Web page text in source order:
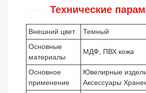
Технические
Внешний цвет
Темный
Основные
материалы
МДФ, ПВХ кожа
Основное
применение
Ювелирные
Аксессуары